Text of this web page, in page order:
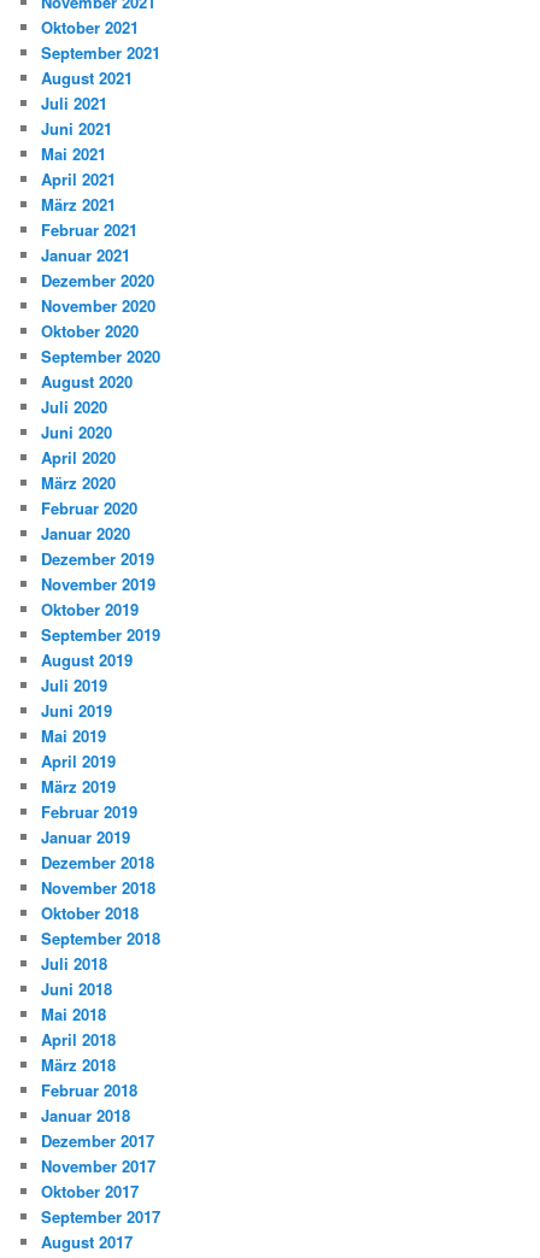
Oktober 2021
September 2021
August 2021
Juli 2021
Juni 2021
Mai 2021
April 2021
März 2021
Februar 2021
Januar 2021
Dezember 2020
November 2020
Oktober 2020
September 2020
August 2020
Juli 2020
Juni 2020
April 2020
März 2020
Februar 2020
Januar 2020
Dezember 2019
November 2019
Oktober 2019
September 2019
August 2019
Juli 2019
Juni 2019
Mai 2019
April 2019
März 2019
Februar 2019
Januar 2019
Dezember 2018
November 2018
Oktober 2018
September 2018
Juli 2018
Juni 2018
Mai 2018
April 2018
März 2018
Februar 2018
Januar 2018
Dezember 2017
November 2017
Oktober 2017
September 2017
August 2017